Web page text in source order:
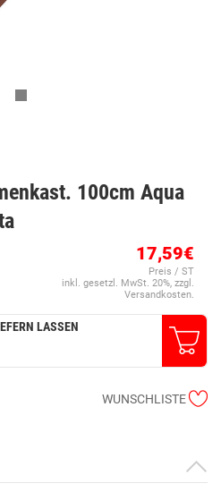
100cm Aqua
17,59€
Preis / ST
inkl. gesetzl. MwSt. 20%, zzgl.
Versandkosten.
LASSEN
WUNSCHLISTE